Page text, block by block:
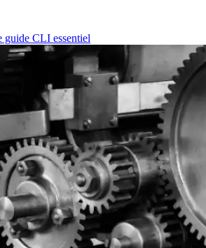
guide CLI essentiel